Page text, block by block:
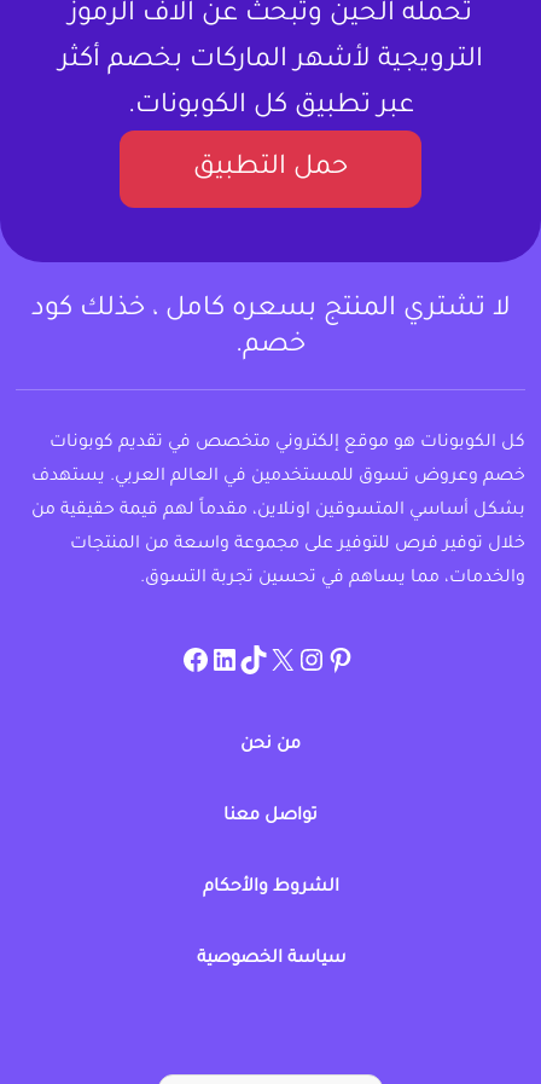
تحمله الحين وتبحث عن آلاف الرموز
الترويجية لأشهر الماركات بخصم أكثر
عبر تطبيق كل الكوبونات.
حمل التطبيق
لا تشتري المنتج بسعره كامل ، خذلك كود
خصم.
كل الكوبونات هو موقع إلكتروني متخصص في تقديم كوبونات
خصم وعروض تسوق للمستخدمين في العالم العربي. يستهدف
بشكل أساسي المتسوقين اونلاين، مقدماً لهم قيمة حقيقية من
خلال توفير فرص للتوفير على مجموعة واسعة من المنتجات
والخدمات، مما يساهم في تحسين تجربة التسوق.
pinterest
allcouponat
twitter
TikTok
linkedin
facebook
من نحن
تواصل معنا
الشروط والأحكام
سياسة الخصوصية